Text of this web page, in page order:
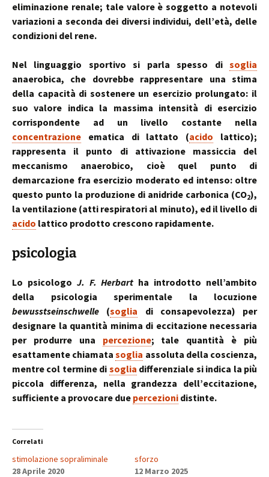
eliminazione renale; tale valore è soggetto a notevoli
variazioni a seconda dei diversi individui, dell’età, delle
condizioni del rene.
Nel linguaggio sportivo si parla spesso di soglia
anaerobica, che dovrebbe rappresentare una stima
della capacità di sostenere un esercizio prolungato: il
suo valore indica la massima intensità di esercizio
corrispondente ad un livello costante nella
concentrazione ematica di lattato (acido lattico);
rappresenta il punto di attivazione massiccia del
meccanismo anaerobico, cioè quel punto di
demarcazione fra esercizio moderato ed intenso: oltre
questo punto la produzione di anidride carbonica (CO2),
la ventilazione (atti respiratori al minuto), ed il livello di
acido lattico prodotto crescono rapidamente.
psicologia
Lo psicologo J. F. Herbart ha introdotto nell’ambito
della psicologia sperimentale la locuzione
bewusstseinschwelle (soglia di consapevolezza) per
designare la quantità minima di eccitazione necessaria
per produrre una percezione; tale quantità è più
esattamente chiamatasoglia assoluta della coscienza,
mentre col termine di soglia differenziale si indica la più
piccola differenza, nella grandezza dell’eccitazione,
sufficiente a provocare due percezioni distinte.
Correlati
stimolazione sopraliminale
28 Aprile 2020
sforzo
12 Marzo 2025